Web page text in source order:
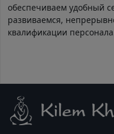
обеспечиваем удобный
развиваемся,
квалификации